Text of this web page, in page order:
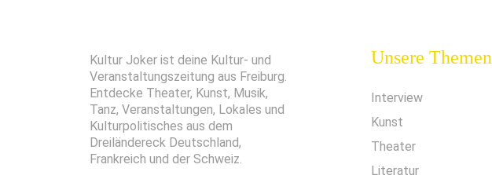
Kultur Joker ist deine Kultur- und
Veranstaltungszeitung aus Freiburg.
Entdecke Theater, Kunst, Musik,
Tanz, Veranstaltungen, Lokales und
Kulturpolitisches aus dem
Dreiländereck Deutschland,
Frankreich und der Schweiz.
Unsere Themen
Interview
Kunst
Theater
Literatur